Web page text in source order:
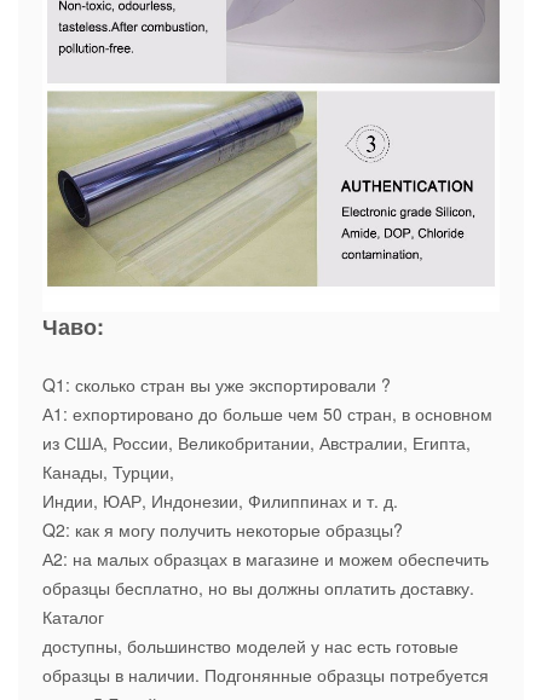
Чаво:
Q1: сколько стран вы уже экспортировали ?
А1: ехпортировано до больше чем 50 стран, в основном
из США, России, Великобритании, Австралии, Египта,
Канады, Турции,
Индии, ЮАР, Индонезии, Филиппинах и т. д.
Q2: как я могу получить некоторые образцы?
А2: на малых образцах в магазине и можем обеспечить
образцы бесплатно, но вы должны оплатить доставку.
Каталог
доступны, большинство моделей у нас есть готовые
образцы в наличии. Подгонянные образцы потребуется